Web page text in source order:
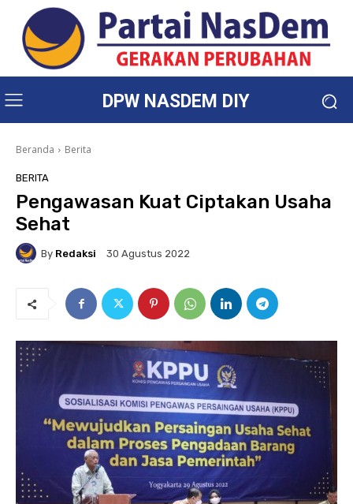
DPW NASDEM DIY
Beranda Berita
BERITA
Pengawasan Kuat Ciptakan Usaha
Sehat
By Redaksi 30 Agustus 2022